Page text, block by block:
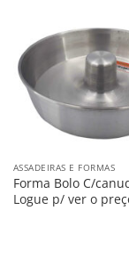
ASSADEIRAS E FORMAS
Forma Bolo C/
Logue p/ ver o